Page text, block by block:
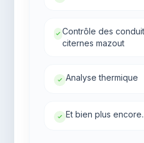
Contrôle des
citernes mazout
Analyse thermique
Et bien plus